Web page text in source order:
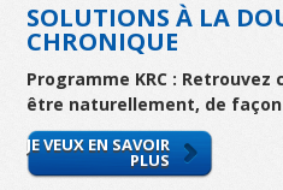
SOLUTIONS À LA
CHRONIQUE
Programme KRC :
être naturellement, de
JE VEUX EN SAVOIR
PLUS